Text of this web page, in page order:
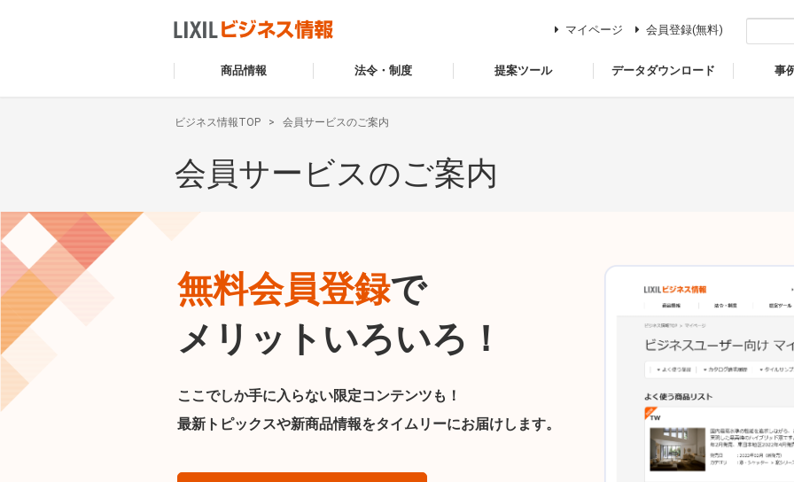
商品情報 法令・制度 提案ツール データダウンロード 事
マイページ 会員登録(無料)
ビジネス情報TOP 会員サービスのご案内
会員サービスのご案内
無料会員登録で
メリットいろいろ！
ここでしか手に入らない限定コンテンツも！
最新トピックスや新商品情報をタイムリーにお届けします。